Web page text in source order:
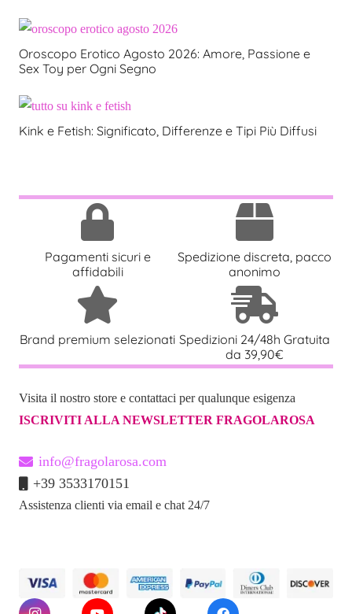
Oroscopo Erotico Agosto 2026: Amore, Passione e
Sex Toy per Ogni Segno
Kink e Fetish: Significato, Differenze e Tipi Più Diffusi
Pagamenti sicuri e
affidabili
Spedizione discreta, pacco
anonimo
Brand premium selezionati Spedizioni 24/48h Gratuita
da 39,90€
Visita il nostro store e contattaci per qualunque esigenza
ISCRIVITI ALLA NEWSLETTER FRAGOLAROSA
info@fragolarosa.com
+39 3533170151
Assistenza clienti via email e chat 24/7